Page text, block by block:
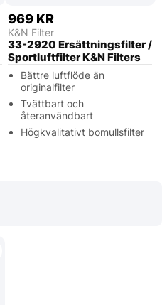
969 KR
K&N Filter
33-2920 Ersättningsfilter /
Sportluftfilter K&N Filters
Bättre luftflöde än
originalfilter
Tvättbart och
återanvändbart
Högkvalitativt bomullsfilter